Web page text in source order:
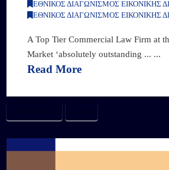
ΕΘΝΙΚΟΣ ΔΙΑΓΩΝΙΣΜΟΣ ΕΙΚΟΝΙΚΗΣ
ΕΘΝΙΚΟΣ ΔΙΑΓΩΝΙΣΜΟΣ ΕΙΚΟΝΙΚΗΣ
A Top Tier Commercial Law Firm at
Market ‘absolutely outstanding ... ...
Read More